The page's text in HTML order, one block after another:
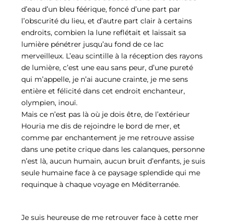
d’eau d’un bleu féérique, foncé d’une part par
l’obscurité du lieu, et d’autre part clair à certains
endroits, combien la lune reflétait et laissait sa
lumière pénétrer jusqu’au fond de ce lac
merveilleux. L’eau scintille à la réception des rayons
de lumière, c’est une eau sans peur, d’une pureté
qui m’appelle, je n’ai aucune crainte, je me sens
entière et félicité dans cet endroit enchanteur,
olympien, inouï.
Mais ce n’est pas là où je dois être, de l’extérieur
Houria me dis de rejoindre le bord de mer, et
comme par enchantement je me retrouve assise
dans une petite crique dans les calanques, personne
n’est là, aucun humain, aucun bruit d’enfants, je suis
seule humaine face à ce paysage splendide qui me
requinque à chaque voyage en Méditerranée.
Je suis heureuse de me retrouver face à cette mer